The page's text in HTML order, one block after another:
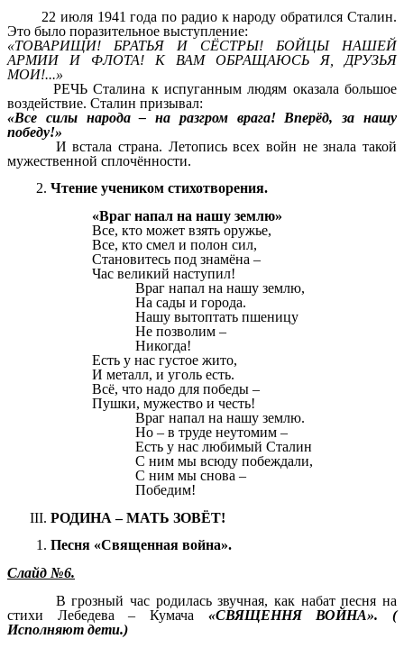
22 июля 1941 года по радио к народу обратился Сталин.
Это было поразительное выступление:
«ТОВАРИЩИ! БРАТЬЯ И СЁСТРЫ! БОЙЦЫ НАШЕЙ
АРМИИ И ФЛОТА! К ВАМ ОБРАЩАЮСЬ Я, ДРУЗЬЯ
МОИ!...»
РЕЧЬ Сталина к испуганным людям оказала большое
воздействие. Сталин призывал:
«Все силы народа – на разгром врага! Вперёд, за нашу
победу!»
И встала страна. Летопись всех войн не знала такой
мужественной сплочённости.
Чтение учеником стихотворения.
«Враг напал на нашу землю»
Все, кто может взять оружье,
Все, кто смел и полон сил,
Становитесь под знамёна –
Час великий наступил!
Враг напал на нашу землю,
На сады и города.
Нашу вытоптать пшеницу
Не позволим –
Никогда!
Есть у нас густое жито,
И металл, и уголь есть.
Всё, что надо для победы –
Пушки, мужество и честь!
Враг напал на нашу землю.
Но – в труде неутомим –
Есть у нас любимый Сталин
С ним мы всюду побеждали,
С ним мы снова –
Победим!
РОДИНА – МАТЬ ЗОВЁТ!
Песня «Священная война».
Слайд №6.
В грозный час родилась звучная, как набат песня на
стихи Лебедева – Кумача «СВЯЩЕННЯ ВОЙНА». (
Исполняют дети.)